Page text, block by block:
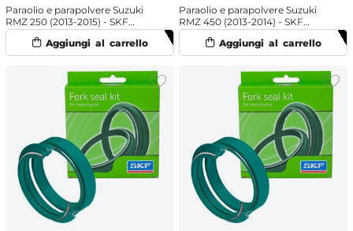
Paraolio e parapolvere Suzuki
RMZ 250 (2013-2015) - SKF
doppia mescola
Paraolio e parapolvere Suzuki
RMZ 450 (2013-2014) - SKF
doppia mescola